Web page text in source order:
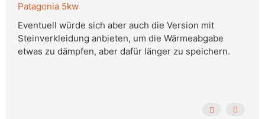
Patagonia 5kw
Eventuell würde sich aber auch die Version mit
Steinverkleidung anbieten, um die Wärmeabgabe
etwas zu dämpfen, aber dafür länger zu speichern.